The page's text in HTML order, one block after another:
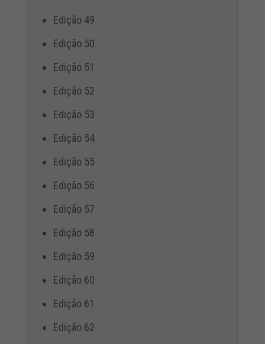
Edição 49
Edição 50
Edição 51
Edição 52
Edição 53
Edição 54
Edição 55
Edição 56
Edição 57
Edição 58
Edição 59
Edição 60
Edição 61
Edição 62